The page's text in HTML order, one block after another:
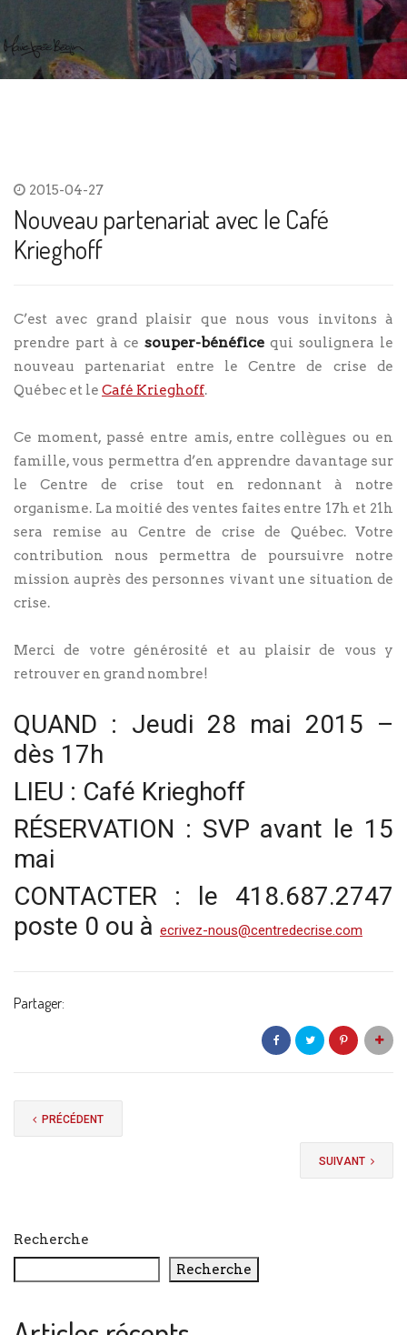
2015-04-27
Nouveau partenariat avec le Café
Krieghoff
C’est avec grand plaisir que nous vous invitons à
prendre part à ce souper-bénéfice qui soulignera le
nouveau partenariat entre le Centre de crise de
Québec et le Café Krieghoff.
Ce moment, passé entre amis, entre collègues ou en
famille, vous permettra d’en apprendre davantage sur
le Centre de crise tout en redonnant à notre
organisme. La moitié des ventes faites entre 17h et 21h
sera remise au Centre de crise de Québec. Votre
contribution nous permettra de poursuivre notre
mission auprès des personnes vivant une situation de
crise.
Merci de votre générosité et au plaisir de vous y
retrouver en grand nombre!
QUAND : Jeudi 28 mai 2015 –
dès 17h
LIEU : Café Krieghoff
RÉSERVATION : SVP avant le 15
mai
CONTACTER : le 418.687.2747
poste 0 ou à ecrivez-nous@centredecrise.com
Partager:
PRÉCÉDENT
SUIVANT
Recherche
Recherche